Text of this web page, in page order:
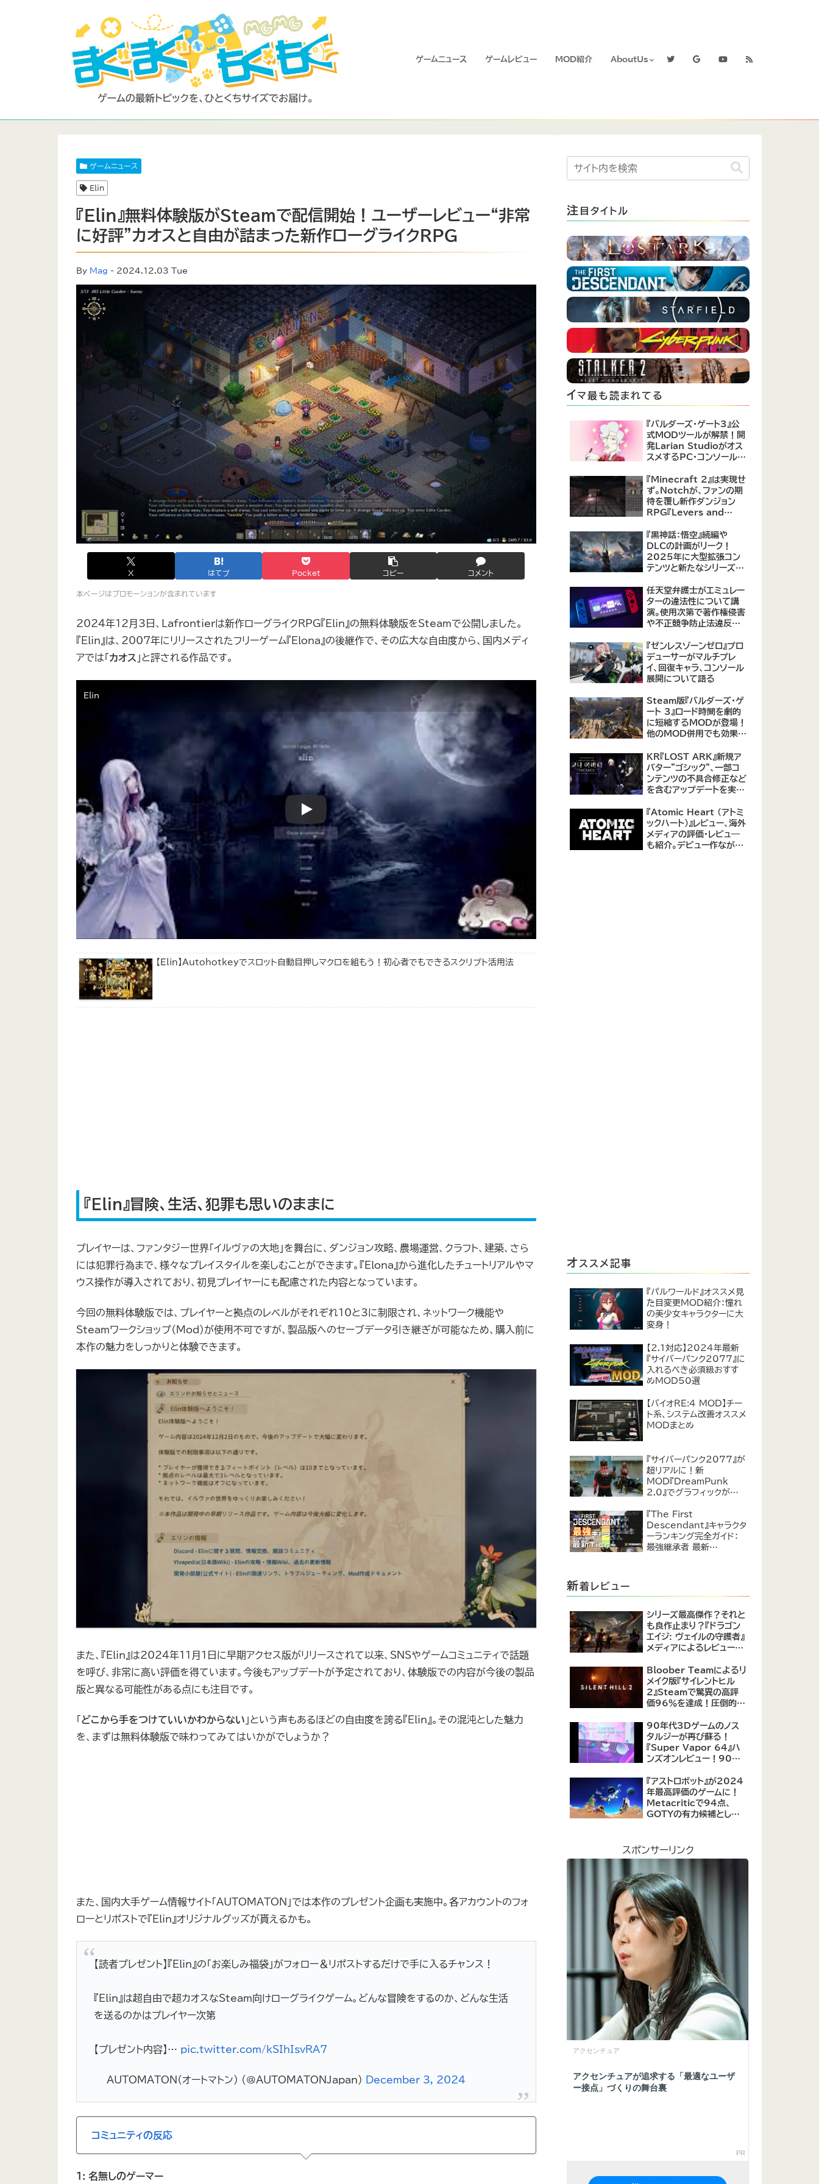
ゲームニュース ゲームレビュー MOD紹介 AboutUs
ゲームニュース
Elin
『Elin』無料体験版がSteamで配信開始！ユーザーレビュー“非常
に好評”カオスと自由が詰まった新作ローグライクRPG
By Mag - 2024.12.03 Tue
X はてブ Pocket コピー コメント
本ページはプロモーションが含まれています
2024年12月3日、Lafrontierは新作ローグライクRPG『Elin』の無料体験版をSteamで公開しました。
『Elin』は、2007年にリリースされたフリーゲーム『Elona』の後継作で、その広大な自由度から、国内メディ
アでは「 カオス 」と評される作品です。
Elin
【Elin】Autohotkeyでスロット自動目押しマクロを組もう！初心者でもできるスクリプト活用法
『Elin』冒険、生活、犯罪も思いのままに
プレイヤーは、ファンタジー世界「イルヴァの大地」を舞台に、ダンジョン攻略、農場運営、クラフト、建築、さら
には犯罪行為まで、様々なプレイスタイルを楽しむことができます。『Elona』から進化したチュートリアルやマ
ウス操作が導入されており、初見プレイヤーにも配慮された内容となっています。
今回の無料体験版では、プレイヤーと拠点のレベルがそれぞれ10と3に制限され、ネットワーク機能や
Steamワークショップ（Mod）が使用不可ですが、製品版へのセーブデータ引き継ぎが可能なため、購入前に
本作の魅力をしっかりと体験できます。
また、『Elin』は2024年11月1日に早期アクセス版がリリースされて以来、SNSやゲームコミュニティで話題
を呼び、非常に高い評価を得ています。今後もアップデートが予定されており、体験版での内容が今後の製品
版と異なる可能性がある点にも注目です。
どこから手をつけていいかわからない 」という声もあるほどの自由度を誇る『Elin』。その混沌とした魅力
を、まずは無料体験版で味わってみてはいかがでしょうか？
また、国内大手ゲーム情報サイト「AUTOMATON」では本作のプレゼント企画も実施中。各アカウントのフォ
ローとリポストで『Elin』オリジナルグッズが貰えるかも。
【読者プレゼント】『Elin』の「お楽しみ福袋」がフォロー＆リポストするだけで手に入るチャンス！
『Elin』は超自由で超カオスなSteam向けローグライクゲーム。どんな冒険をするのか、どんな生活
を送るのかはプレイヤー次第
【プレゼント内容】… pic.twitter.com/kSIhIsvRA7
— AUTOMATON（オートマトン） (@AUTOMATONJapan) December 3, 2024
コミュニティの反応
1: 名無しのゲーマー
注 目タイトル
イマ最も読まれてる
『バルダーズ・ゲート3』公
式MODツールが解禁！開
発Larian Studioがオス
スメするPC・コンソール向
『Minecraft 2』は実現せ
ず。Notchが、ファンの期
待を覆し新作ダンジョン
RPG『Levers and
表！
『黒神話：悟空』続編や
DLCの計画がリーク！
2025年に大型拡張コン
テンツと新たなシリーズ作
【09/17更新】
任天堂弁護士がエミュレー
ターの違法性について講
演。使用次第で著作権侵害
や不正競争防止法違反に
『ゼンレスゾーンゼロ』プロ
デューサーがマルチプレ
イ、回復キャラ、コンソール
展開について語る
Steam版『バルダーズ・ゲ
ート 3』ロード時間を劇的
に短縮するMODが登場！
他のMOD併用でも効果を
価
KR『LOST ARK』新規ア
バター"ゴシック"、一部コ
ンテンツの不具合修正など
を含むアップデートを実
『Atomic Heart (アトミ
ックハート)』レビュー、海外
メディアの評価・レビュ―
も紹介。デビュー作ながら
オ ススメ記事
『パルワールド』オススメ見
た目変更MOD紹介：憧れ
の美少女キャラクターに大
変身！
【2.1対応】2024年最新
『サイバーパンク2077』に
入れるべき必須級おすす
めMOD50選
【バイオRE:4 MOD】チー
ト系、システム改善オススメ
MODまとめ
『サイバーパンク2077』が
超リアルに！新
MOD『DreamPunk
2.0』でグラフィックが恐ろ
『The First
Descendant』キャラクタ
ーランキング完全ガイド：
最強継承者 最新
新着レビュー
シリーズ最高傑作？それと
も良作止まり？『ドラゴン
エイジ: ヴェイルの守護者』
メディアによるレビューが
ラクター育成システムは好
評、戦闘システムは賛否あ
り
Bloober Teamによるリ
メイク版『サイレントヒル
2』Steamで驚異の高評
価96％を達成！圧倒的な
の復活
90年代3Dゲームのノス
タルジーが再び蘇る！
『Super Vapor 64』ハ
ンズオンレビュー！90年
再現したノスタルジックア
クション
『アストロボット』が2024
年最高評価のゲームに！
Metacriticで94点、
GOTYの有力候補として
スポンサーリンク